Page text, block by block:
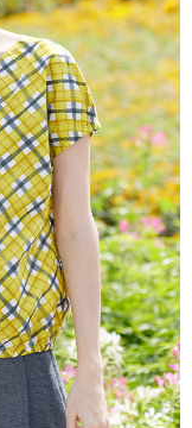
届きます。アプリ会員
。
かめてから、SMSまた
オンラインバンキン
ください。AFTEE アプ
い期限を最長 45 日以内
で延長できる日数をも
け取るまで支払い期限
合があります（例：予
、商品到着の有無に関
ださい。
の審査の結果に基づ